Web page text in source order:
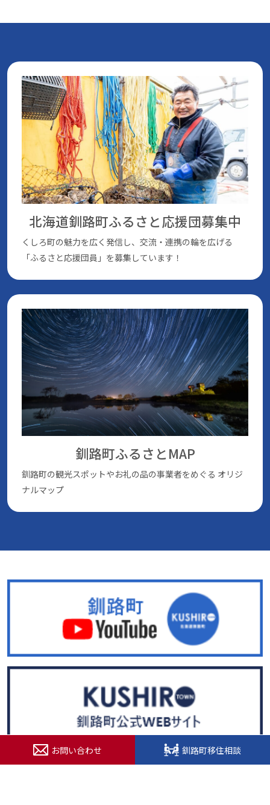
北海道釧路町ふるさと応援団募集中
くしろ町の魅⼒を広く発信し、交流・連携の輪を広げる
「ふるさと応援団員」を募集しています！
釧路町ふるさとMAP
釧路町の観光スポットやお礼の品の事業者をめぐる オリジ
ナルマップ
© 2022. 北海道釧路超（釧路町）特設サイト
お問い合わせ 釧路町移住相談